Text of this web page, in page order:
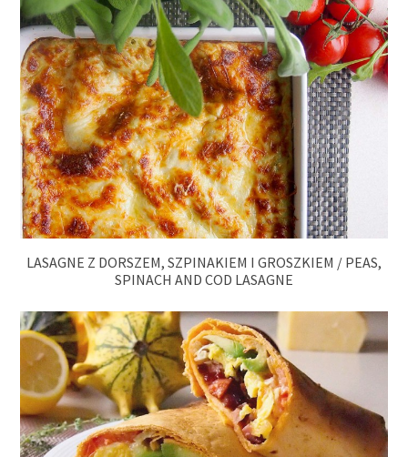
LASAGNE Z DORSZEM, SZPINAKIEM I GROSZKIEM / PEAS,
SPINACH AND COD LASAGNE